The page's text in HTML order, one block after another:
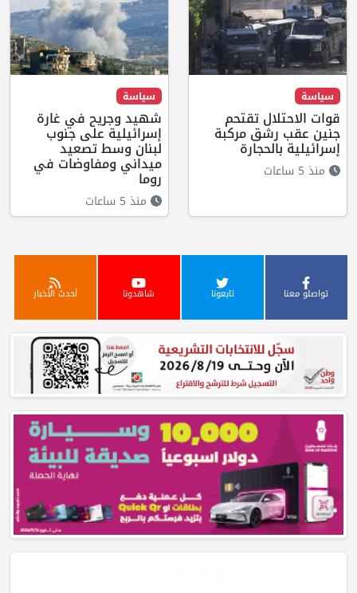
سياسة
قوات الاحتلال تقتحم
جنين عقب رشق مركبة
إسرائيلية بالحجارة
منذ 5 ساعات
سياسة
شهيد وجريح في غارة
إسرائيلية على جنوب
لبنان وسط تصعيد
ميداني ومفاوضات في
روما
منذ 5 ساعات
تواصلو معنا تابعونا شاهدونا أحدث الأخبار